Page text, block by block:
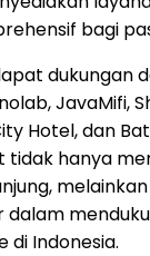
bagi
dukungan
JavaMifi,
Hotel, dan
hanya
di Indonesia.